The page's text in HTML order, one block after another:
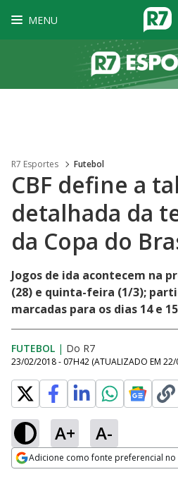
MENU
R7 Esportes Futebol
CBF define a
detalhada da
da Copa do
Jogos de ida acontecem na
(28) e quinta-feira (1/3);
marcadas para os dias 14 e
FUTEBOL | Do R7
23/02/2018 - 07H42 (ATUALIZADO EM 22/
A+ A-
Adicione como fonte preferencial no